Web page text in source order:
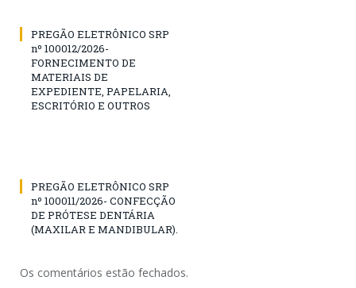
PREGÃO ELETRÔNICO SRP
nº 100012/2026-
FORNECIMENTO DE
MATERIAIS DE
EXPEDIENTE, PAPELARIA,
ESCRITÓRIO E OUTROS
PREGÃO ELETRÔNICO SRP
nº 100011/2026- CONFECÇÃO
DE PRÓTESE DENTÁRIA
(MAXILAR E MANDIBULAR).
Os comentários estão fechados.